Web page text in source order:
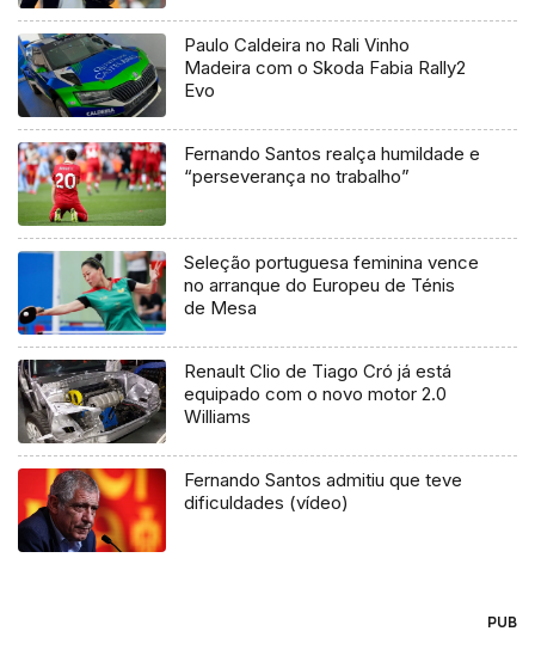
Paulo Caldeira no Rali Vinho
Madeira com o Skoda Fabia Rally2
Evo
Fernando Santos realça humildade e
“perseverança no trabalho”
Seleção portuguesa feminina vence
no arranque do Europeu de Ténis
de Mesa
Renault Clio de Tiago Cró já está
equipado com o novo motor 2.0
Williams
Fernando Santos admitiu que teve
dificuldades (vídeo)
PUB